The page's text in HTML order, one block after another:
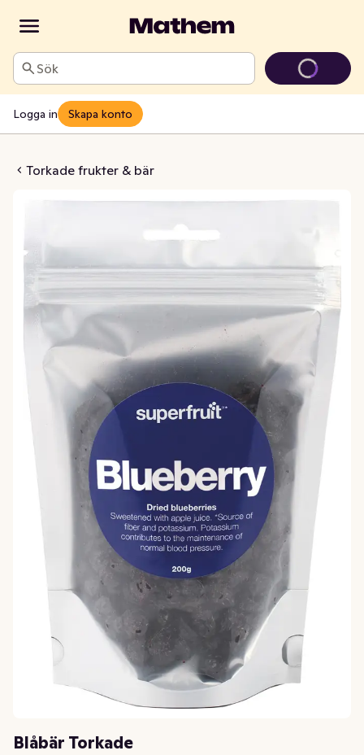
Sök
Logga in Skapa konto
Torkade frukter & bär
Torkade
Blåbär Torkade